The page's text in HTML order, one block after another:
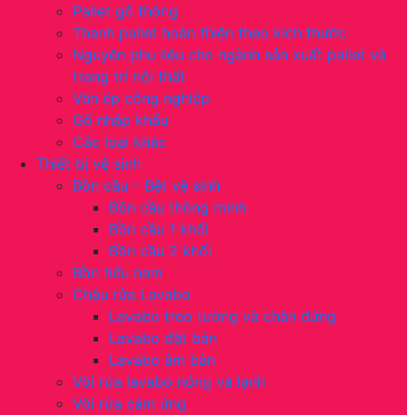
Pallet gỗ thông
Thanh pallet hoàn thiện theo kích thước
Nguyên phụ liệu cho ngành sản xuất pallet và
trang trí nội thất
Ván ép công nghiệp
Gỗ nhập khẩu
Các loại khác
Thiết bị vệ sinh
Bồn cầu – Bệt vệ sinh
Bồn cầu thông minh
Bồn cầu 1 khối
Bồn cầu 2 khối
Bồn tiểu nam
Chậu rửa Lavabo
Lavabo treo tường và chân đứng
Lavabo đặt bàn
Lavabo âm bàn
Vòi rửa lavabo nóng và lạnh
Vòi rửa cảm ứng